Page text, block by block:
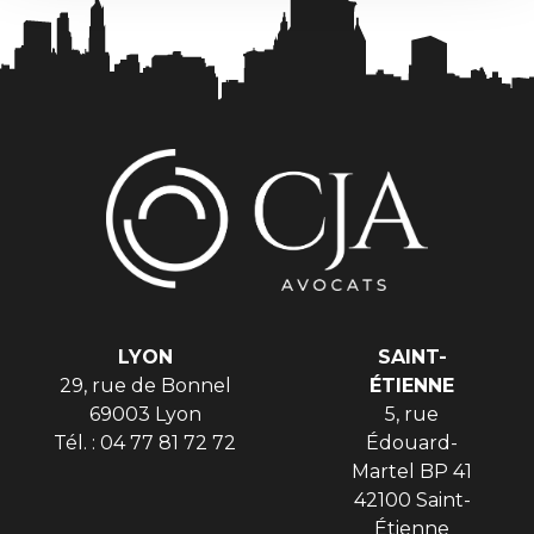
LYON
29, rue de Bonnel
69003 Lyon
Tél. : 04 77 81 72 72
SAINT-
ÉTIENNE
5, rue
Édouard-
Martel BP 41
42100 Saint-
Étienne